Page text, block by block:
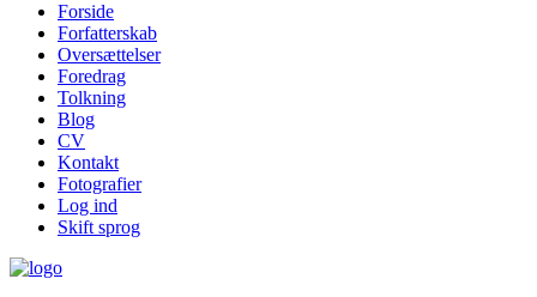
Forside
Forfatterskab
Oversættelser
Foredrag
Tolkning
Blog
CV
Kontakt
Fotografier
Log ind
Skift sprog